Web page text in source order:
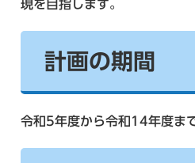
現を目指します。
計画の期間
令和5年度から令和14年度ま